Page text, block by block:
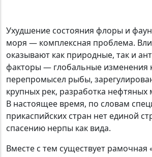
Ухудшение состояния флоры и
моря — комплексная проблема.
оказывают как природные, так и
факторы — глобальные изменения
перепромысел рыбы,
крупных рек, разработка
В настоящее время, по словам
прикаспийских стран нет единой
спасению нерпы как вида.
Вместе с тем существует